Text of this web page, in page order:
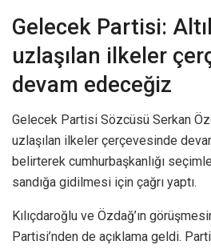
Gelecek Partisi:
uzlaşılan ilkeler
devam edeceğiz
Gelecek Partisi Sözcüsü Serkan
uzlaşılan ilkeler çerçevesinde
belirterek cumhurbaşkanlığı
sandığa gidilmesi için çağrı yaptı.
Kılıçdaroğlu ve Özdağ’ın
Partisi’nden de açıklama geldi.